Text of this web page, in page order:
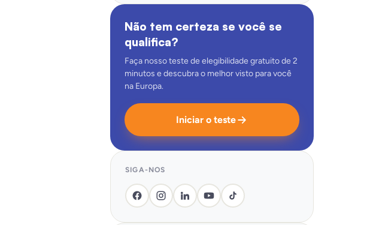
Não tem certeza se você se
qualifica?
Faça nosso teste de elegibilidade gratuito de 2
minutos e descubra o melhor visto para você
na Europa.
Iniciar o teste
SIGA-NOS